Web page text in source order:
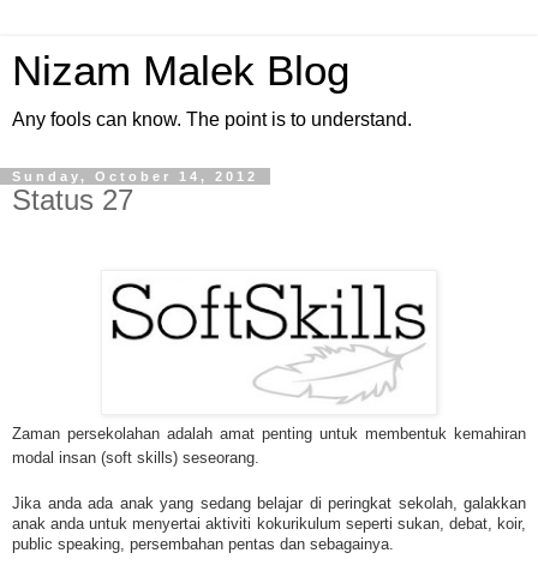
Nizam Malek Blog
Any fools can know. The point is to understand.
Sunday, October 14, 2012
Status 27
Zaman persekolahan adalah amat penting untuk membentuk kemahiran
modal insan (soft skills) seseorang.
Jika anda ada anak yang sedang belajar di peringkat sekolah, galakkan
anak anda untuk menyertai aktiviti kokurikulum seperti sukan, debat, koir,
public speaking, persembahan pentas dan sebagainya.